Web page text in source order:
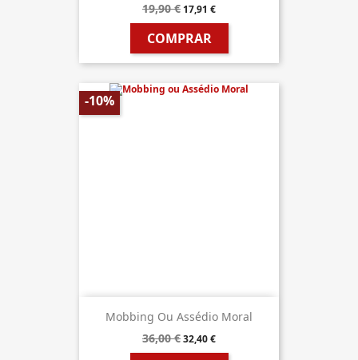
19,90 € 17,91 €
COMPRAR
Mobbing Ou Assédio Moral
36,00 €32,40 €
-10%